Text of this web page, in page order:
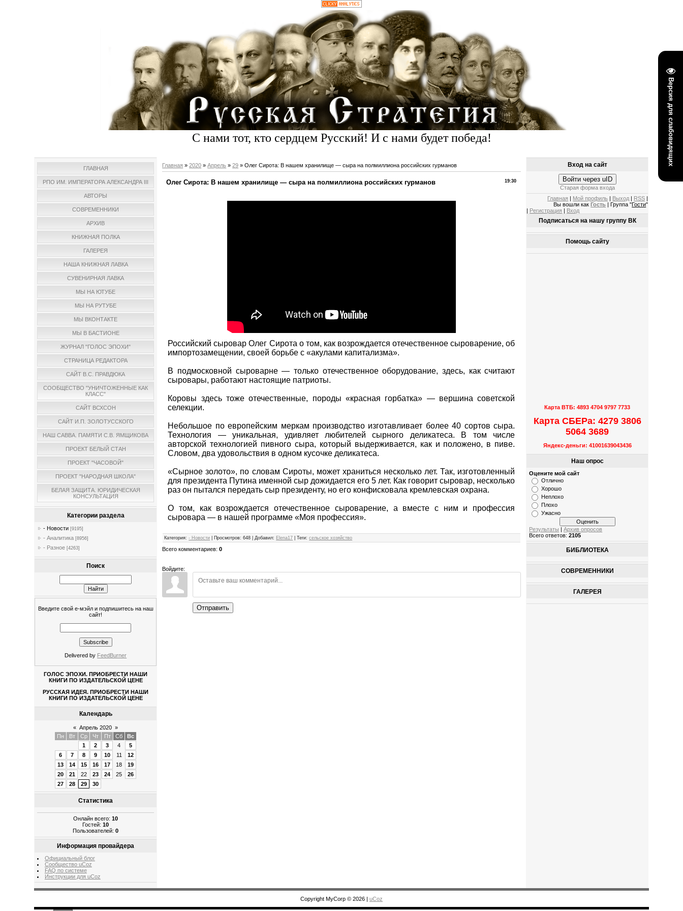
Версия для слабовидящих
С нами тот, кто сердцем Русский! И с нами будет победа!
ГЛАВНАЯ
РПО ИМ. ИМПЕРАТОРА АЛЕКСАНДРА III
АВТОРЫ
СОВРЕМЕННИКИ
АРХИВ
КНИЖНАЯ ПОЛКА
ГАЛЕРЕЯ
НАША КНИЖНАЯ ЛАВКА
СУВЕНИРНАЯ ЛАВКА
МЫ НА ЮТУБЕ
МЫ НА РУТУБЕ
МЫ ВКОНТАКТЕ
МЫ В БАСТИОНЕ
ЖУРНАЛ "ГОЛОС ЭПОХИ"
СТРАНИЦА РЕДАКТОРА
САЙТ В.С. ПРАВДЮКА
СООБЩЕСТВО "УНИЧТОЖЕННЫЕ КАК
КЛАСС"
САЙТ ВСХСОН
САЙТ И.П. ЗОЛОТУССКОГО
НАШ САВВА. ПАМЯТИ С.В. ЯМЩИКОВА
ПРОЕКТ БЕЛЫЙ СТАН
ПРОЕКТ "ЧАСОВОЙ"
ПРОЕКТ "НАРОДНАЯ ШКОЛА"
БЕЛАЯ ЗАЩИТА. ЮРИДИЧЕСКАЯ
КОНСУЛЬТАЦИЯ
Категории раздела
- Новости [9195]
- Аналитика [8956]
- Разное [4263]
Поиск
Введите свой е-мэйл и подпишитесь на наш
сайт!
Delivered by FeedBurner
ГОЛОС ЭПОХИ. ПРИОБРЕСТИ НАШИ
КНИГИ ПО ИЗДАТЕЛЬСКОЙ ЦЕНЕ
РУССКАЯ ИДЕЯ. ПРИОБРЕСТИ НАШИ
КНИГИ ПО ИЗДАТЕЛЬСКОЙ ЦЕНЕ
Календарь
« Апрель 2020 »
Пн
Вт Ср Чт Пт Сб
Вс
1
2 3 4
5
6
7 8 9 10 11
12
13
14 15 16 17 18
19
20
21 22 23 24 25
26
27
28 29 30
Статистика
Онлайн всего:10
Гостей:10
Пользователей:0
Информация провайдера
Официальный блог
Сообщество uCoz
FAQ по системе
Инструкции для uCoz
Главная »2020 » Апрель » 29 » Олег Сирота: В нашем хранилище — сыра на полмиллиона российских гурманов
19:30
Олег Сирота: В нашем хранилище — сыра на полмиллиона российских гурманов
Российский сыровар Олег Сирота о том, как возрождается отечественное сыроварение, об
импортозамещении, своей борьбе с «акулами капитализма».
В подмосковной сыроварне — только отечественное оборудование, здесь, как считают
сыровары, работают настоящие патриоты.
Коровы здесь тоже отечественные, породы «красная горбатка» — вершина советской
селекции.
Небольшое по европейским меркам производство изготавливает более 40 сортов сыра.
Технология — уникальная, удивляет любителей сырного деликатеса. В том числе
авторской технологией пивного сыра, который выдерживается, как и положено, в пиве.
Словом, два удовольствия в одном кусочке деликатеса.
«Сырное золото», по словам Сироты, может храниться несколько лет. Так, изготовленный
для президента Путина именной сыр дожидается его 5 лет. Как говорит сыровар, несколько
раз он пытался передать сыр президенту, но его конфисковала кремлевская охрана.
О том, как возрождается отечественное сыроварение, а вместе с ним и профессия
сыровара — в нашей программе «Моя профессия».
Категория: - Новости Просмотров: 648 |Добавил: Elena17 |Теги: сельское хозяйство
Всего комментариев:0
Войдите:
Отправить
Вход на сайт
Войти через uID
Старая форма входа
Главная
Мой профиль Выход RSS
Вы вошли как Гость | Группа "Гости"
Регистрация Вход
Подписаться на нашу группу ВК
Помощь сайту
Карта ВТБ: 4893 4704 9797 7733
Карта СБЕРа: 4279 3806
5064 3689
Яндекс-деньги: 41001639043436
Наш опрос
Оцените мой сайт
Отлично
Хорошо
Неплохо
Плохо
Ужасно
Результаты |Архив опросов
Всего ответов:2105
БИБЛИОТЕКА
СОВРЕМЕННИКИ
ГАЛЕРЕЯ
Copyright MyCorp © 2026 uCoz